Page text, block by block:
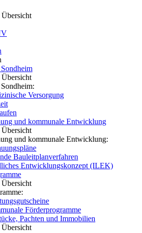
Versorgung
und kommunale Entwicklung
und kommunale Entwicklung:
Bauleitplanverfahren
Entwicklungskonzept (ILEK)
Förderprogramme
Pachten und Immobilien